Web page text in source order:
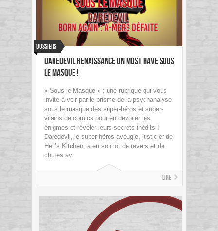
Dossiers
Daredevil Renaissance un Must Have Sous
le Masque !
« Sous le Masque » : une rubrique qui vous
invite à voir par le prisme de la psychanalyse
sous le masque des super-héros et super-
vilains de comics pour en dévoiler les
énigmes et révéler leurs secrets inédits !
Daredevil, le super-héros aveugle, justicier de
Hell’s Kitchen, a eu son lot de revers et de
chutes av
Lire